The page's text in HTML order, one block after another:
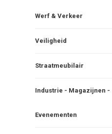
Werf & Verkeer
Veiligheid
Straatmeubilair
Industrie - Magazijnen -
Evenementen